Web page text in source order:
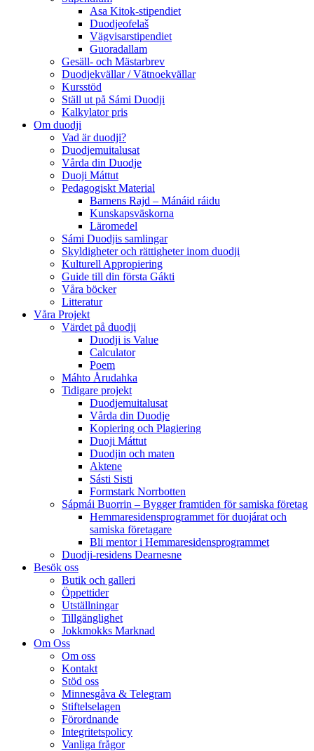
Asa Kitok-stipendiet
Duodjeofelaš
Vägvisarstipendiet
Guoradallam
Gesäll- och Mästarbrev
Duodjekvällar / Vätnoekvällar
Kursstöd
Ställ ut på Sámi Duodji
Kalkylator pris
Om duodji
Vad är duodji?
Duodjemuitalusat
Vårda din Duodje
Duoji Máttut
Pedagogiskt Material
Barnens Rajd – Mánáid ráidu
Kunskapsväskorna
Läromedel
Sámi Duodjis samlingar
Skyldigheter och rättigheter inom duodji
Kulturell Appropiering
Guide till din första Gákti
Våra böcker
Litteratur
Våra Projekt
Värdet på duodji​
Duodji is Value
Calculator
Poem
Máhto Årudahka
Tidigare projekt
Duodjemuitalusat
Vårda din Duodje
Kopiering och Plagiering
Duoji Máttut
Duodjin och maten
Aktene
Sásti Sisti
Formstark Norrbotten
Sápmái Buorrin – Bygger framtiden för samiska företag
Hemmaresidensprogrammet för duojárat och
samiska företagare​
Bli mentor i Hemmaresidensprogrammet
Duodji-residens Dearnesne
Besök oss
Butik och galleri
Öppettider
Utställningar
Tillgänglighet
Jokkmokks Marknad
Om Oss
Om oss
Kontakt
Stöd oss
Minnesgåva & Telegram
Stiftelselagen
Förordnande
Integritetspolicy
Vanliga frågor